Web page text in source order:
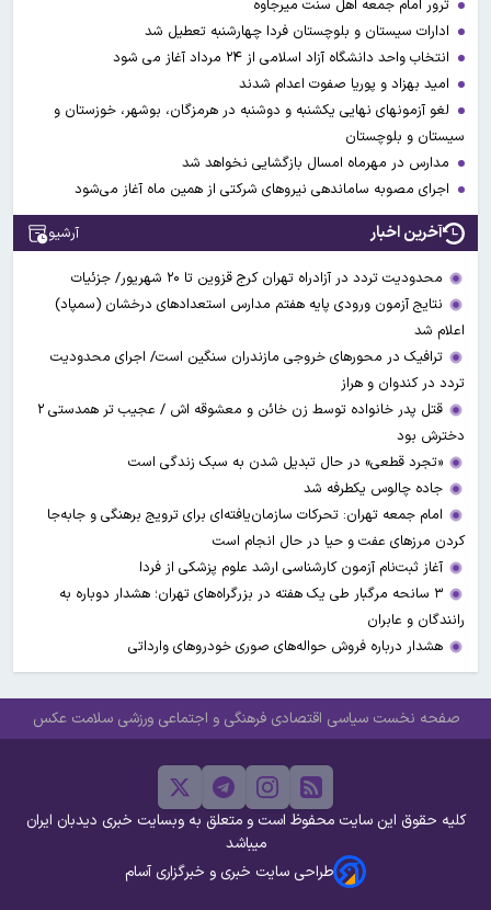
ترور امام جمعه اهل سنت میرجاوه
ادارات سیستان و بلوچستان فردا چهارشنبه تعطیل شد
انتخاب واحد دانشگاه آزاد اسلامی از ۲۴ مرداد آغاز می شود
امید بهزاد و پوریا صفوت اعدام شدند
لغو آزمونهای نهایی یکشنبه و دوشنبه در هرمزگان، بوشهر، خوزستان و
سیستان و بلوچستان
مدارس در مهرماه امسال بازگشایی نخواهد شد
اجرای مصوبه ساماندهی نیرو‌های شرکتی از همین ماه آغاز می‌شود
آخرین اخبار آرشیو
محدودیت تردد در آزادراه تهران کرج قزوین تا ۲۰ شهریور/ جزئیات
نتایج آزمون ورودی پایه هفتم مدارس استعدادهای درخشان (سمپاد)
اعلام شد
ترافیک در محورهای خروجی مازندران سنگین است/ اجرای محدودیت
تردد در کندوان و هراز
قتل پدر خانواده توسط زن خائن و معشوقه اش / عجیب تر همدستی ۲
دخترش بود
«تجرد قطعی» در حال تبدیل شدن به سبک زندگی است
جاده چالوس یکطرفه شد
امام جمعه تهران: تحرکات سازمان‌یافته‌ای برای ترویج برهنگی و جابه‌جا
کردن مرزهای عفت و حیا در حال انجام است
آغاز ثبت‌نام‌ آزمون کارشناسی ارشد علوم پزشکی از فردا
۳ سانحه مرگبار طی یک هفته در بزرگراه‌های تهران؛ هشدار دوباره به
رانندگان و عابران
هشدار درباره فروش حواله‌های صوری خودروهای وارداتی
صفحه نخست سیاسی اقتصادی فرهنگی و اجتماعی ورزشی سلامت عکس
کلیه حقوق این سایت محفوظ است و متعلق به وبسایت خبری دیدبان ایران
میباشد
طراحی سایت خبری و خبرگزاری آسام